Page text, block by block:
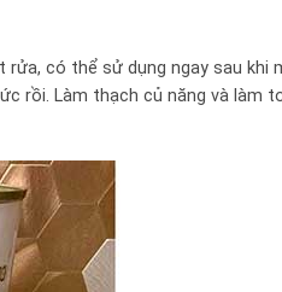
có thể sử dụng ngay sau khi
rồi. Làm thạch củ năng và làm